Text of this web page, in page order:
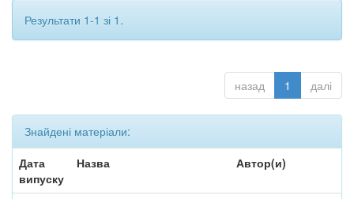
Результати 1-1 зі 1.
назад 1 далі
Знайдені матеріали:
Дата
випуску
Назва Автор(и)